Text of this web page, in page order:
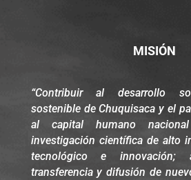
MISIÓN
“Contribuir al desarrollo
sostenible de Chuquisaca y el
al capital humano
investigación científica de alto
tecnológico e
transferencia y difusión de